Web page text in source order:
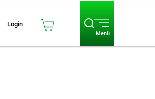
Login
Menü